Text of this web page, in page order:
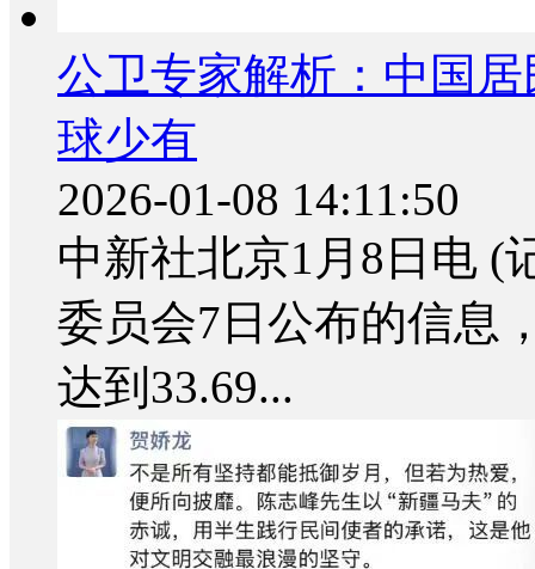
公卫专家解析：中国
球少有
2026-01-08 14:11:50
中新社北京1月8日电 (
委员会7日公布的信息
达到33.69...